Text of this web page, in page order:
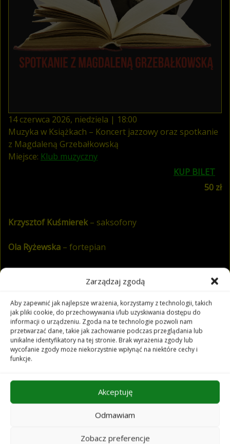
Zarządzaj zgodą
Aby zapewnić jak najlepsze wrażenia, korzystamy z technologii, takich
jak pliki cookie, do przechowywania i/lub uzyskiwania dostępu do
informacji o urządzeniu. Zgoda na te technologie pozwoli nam
przetwarzać dane, takie jak zachowanie podczas przeglądania lub
unikalne identyfikatory na tej stronie. Brak wyrażenia zgody lub
wycofanie zgody może niekorzystnie wpłynąć na niektóre cechy i
funkcje.
Akceptuję
Odmawiam
Zobacz preferencje
14 czerwca 2026, niedziela | 18:00
Muzyka w Książkach – Koncert jazzowy oraz spotkanie
z Magdaleną Grzebałkowską
Miejsce: Klub muzyczny
KUP BILET
50 zł
Krzysztof Kuśmierek– saksofony
Ola Ryżewska – fortepian
Piotr Cienkowski– kontrabas
Magdalena Grzebałkowska– autorka
Wydarzenie towarzyszące 10. Festiwalowi Książki